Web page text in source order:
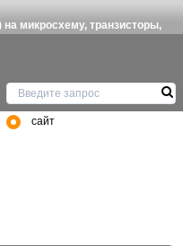
микросхему, транзисторы,
сайт